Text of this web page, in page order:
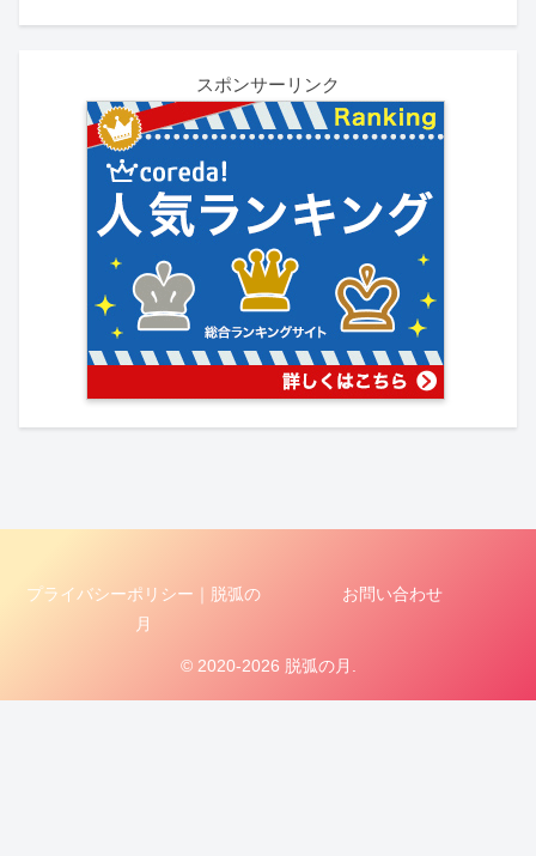
スポンサーリンク
プライバシーポリシー｜脱弧の
月
お問い合わせ
© 2020-2026 脱弧の月.